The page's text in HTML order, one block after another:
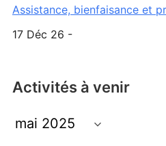
Assistance, bienfaisance et
17 Déc 26 -
Activités à venir